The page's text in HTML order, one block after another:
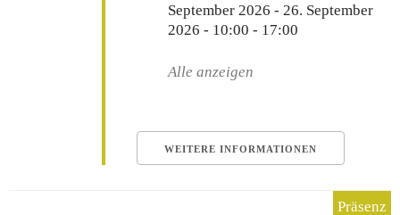
September 2026 - 26. September
2026 - 10:00 - 17:00
Alle anzeigen
WEITERE INFORMATIONEN